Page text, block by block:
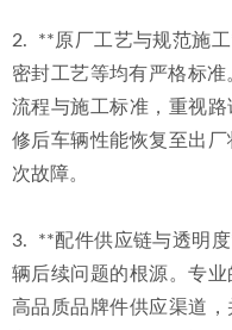
2.  **原厂工艺与规范施
密封工艺等均有严格标
流程与施工标准，重视
修后车辆性能恢复至出
次故障。
3.  **配件供应链与透明
辆后续问题的根源。专
高品质品牌件供应渠道